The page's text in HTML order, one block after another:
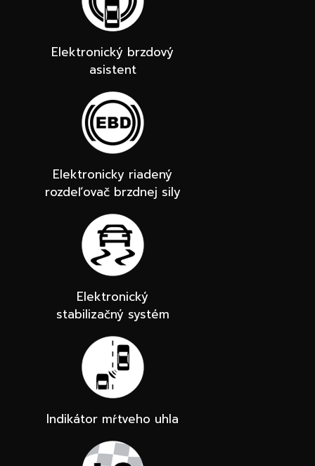
Elektronický brzdový
asistent
Elektronicky riadený
rozdeľovač brzdnej sily
Elektronický
stabilizačný systém
Indikátor mŕtveho uhla